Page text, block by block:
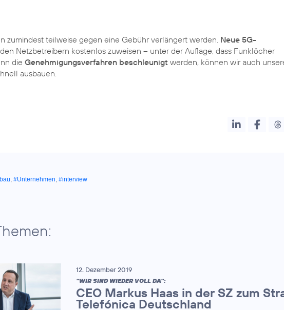
zumindest teilweise gegen eine Gebühr verlängert werden. Neue 5G-
Netzbetreibern kostenlos zuweisen – unter der Auflage, dass Funklöcher
die Genehmigungsverfahren beschleunigt werden, können wir auch
ausbauen.
, #Unternehmen, #interview
12. Dezember 2019
"WIR SIND WIEDER VOLL DA":
CEO Markus Haas in der SZ zum
Telefónica Deutschland